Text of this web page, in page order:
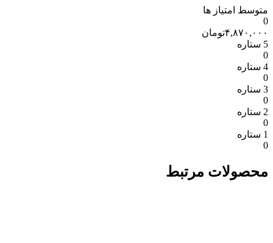
متوسط امتیاز ها
0
۴,۸۷۰,۰۰۰تومان
5 ستاره
0
4 ستاره
0
3 ستاره
0
2 ستاره
0
1 ستاره
0
محصولات مرتبط